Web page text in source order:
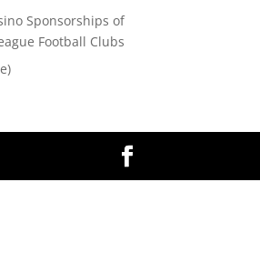
Sponsorships of
Football Clubs